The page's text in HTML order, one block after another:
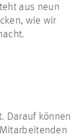
aus neun
wie wir
Darauf können